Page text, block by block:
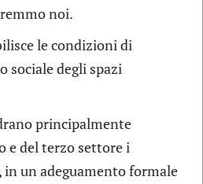
noi.
le condizioni di
sociale degli spazi
principalmente
e del terzo settore i
in un adeguamento formale